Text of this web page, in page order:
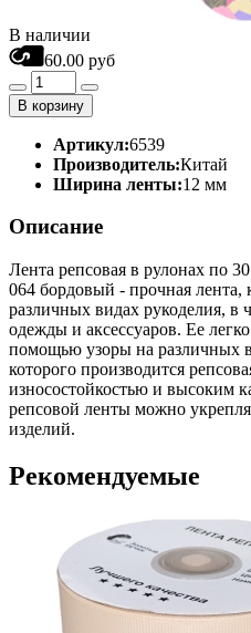
В наличии
60.00 руб
В корзину
Артикул:6539
Производитель:Китай
Ширина ленты:12 мм
Описание
Лента репсовая в рулонах по
064 бордовый - прочная лента,
различных видах рукоделия, в
одежды и аксессуаров. Ее
помощью узоры на различных
которого производится
износостойкостью и высоким
репсовой ленты можно
изделий.
Рекомендуемые